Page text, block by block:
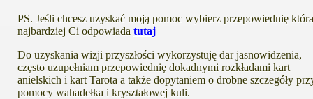
PS. Jeśli chcesz uzyskać moją pomoc wybierz przepowiednię która
najbardziej Ci odpowiada tutaj
Do uzyskania wizji przyszłości wykorzystuję dar jasnowidzenia,
często uzupełniam przepowiednię dokadnymi rozkładami kart
anielskich i kart Tarota a także dopytaniem o drobne szczegóły
pomocy wahadełka i kryształowej kuli.